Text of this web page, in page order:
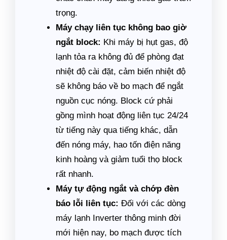
trọng.
Máy chạy liên tục không bao giờ
ngắt block: Khi máy bị hụt gas, độ
lạnh tỏa ra không đủ để phòng đạt
nhiệt độ cài đặt, cảm biến nhiệt độ
sẽ không báo về bo mạch để ngắt
nguồn cục nóng. Block cứ phải
gồng mình hoạt động liên tục 24/24
từ tiếng này qua tiếng khác, dẫn
đến nóng máy, hao tốn điện năng
kinh hoàng và giảm tuổi thọ block
rất nhanh.
Máy tự động ngắt và chớp đèn
báo lỗi liên tục: Đối với các dòng
máy lạnh Inverter thông minh đời
mới hiện nay, bo mạch được tích